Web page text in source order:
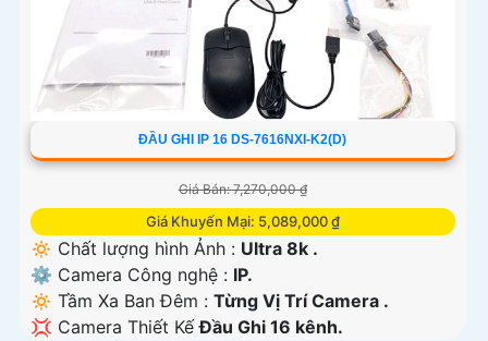
ĐẦU GHI IP 16 DS-7616NXI-K2(D)
Giá Bán: 7,270,000 ₫
Giá Khuyến Mại: 5,089,000 ₫
🔅 Chất lượng hình Ảnh : Ultra 8k .
⚙ Camera Công nghệ : IP.
🔅 Tầm Xa Ban Đêm : Từng Vị Trí Camera .
💢 Camera Thiết KếĐầu Ghi 16 kênh.